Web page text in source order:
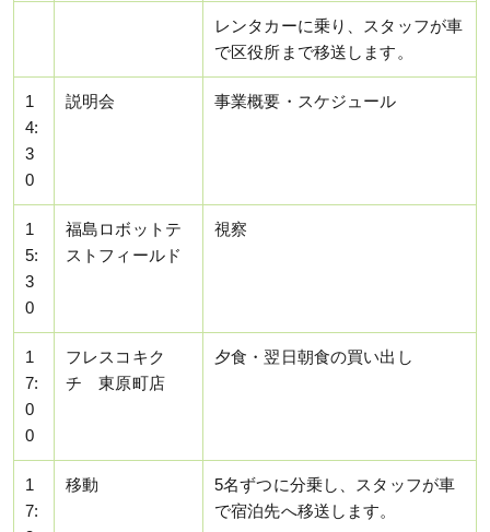
レンタカーに乗り、スタッフが車
で区役所まで移送します。
1
4:
3
0
説明会 事業概要・スケジュール
1
5:
3
0
福島ロボットテ
ストフィールド
視察
1
7:
0
0
フレスコキク
チ 東原町店
夕食・翌日朝食の買い出し
1
7:
移動
5名ずつに分乗し、スタッフが車
で宿泊先へ移送します。